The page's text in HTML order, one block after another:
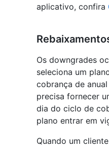
aplicativo, confira
Os downgrades
seleciona um
cobrança de
precisa fornecer
dia do ciclo de
plano entrar em
Quando um